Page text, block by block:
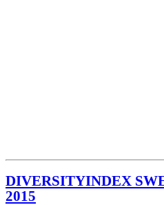
DIVERSITYINDEX
2015